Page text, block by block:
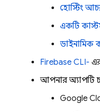
হোস্টিং
একটি
ডাইনামিক
Firebase CLI-
আপনার অ্যাপটি
Google